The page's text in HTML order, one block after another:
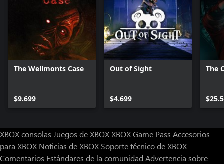
The Wellmonts Case
$9.699
Out of Sight
$4.699
The
XBOX consolas Juegos de XBOXXBOX Game Pass Accesorios
para XBOX Noticias de XBOX Soporte técnico de XBOX
Comentarios Estándares de la comunidad Advertencia sobre